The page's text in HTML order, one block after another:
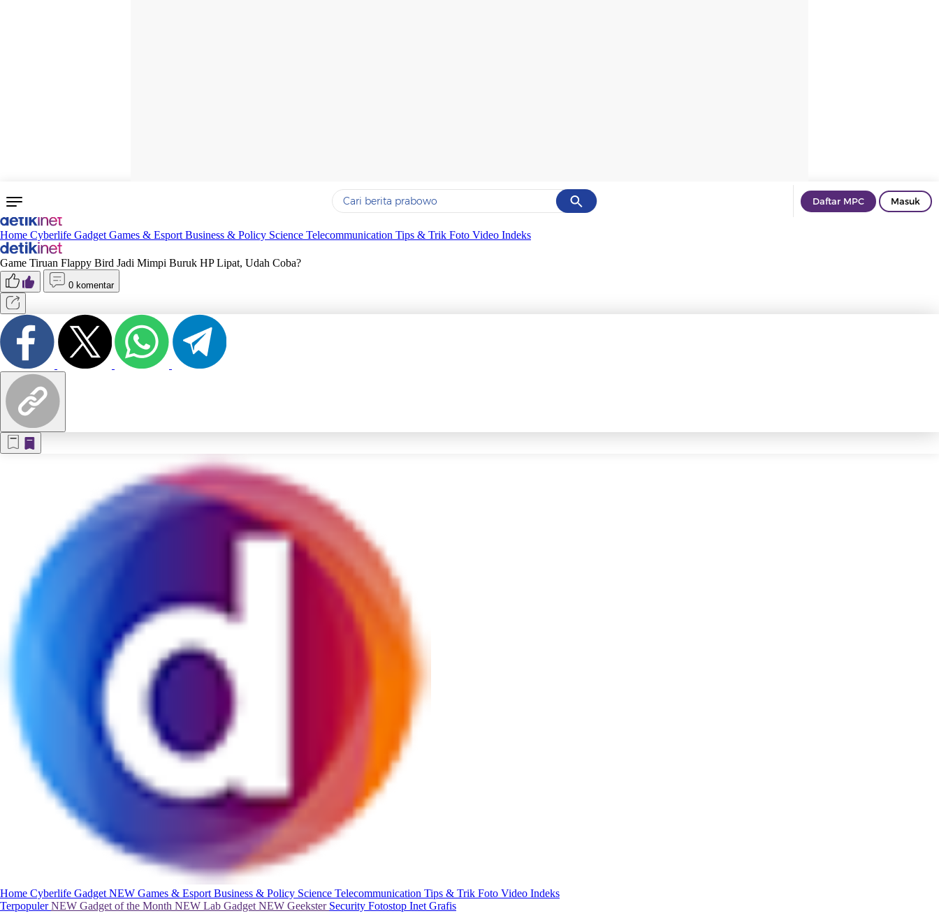
Cancel
Yang sedang ramai dicari
Terakhir yang dicari
Daftar MPC Masuk
Home Cyberlife Gadget Games & Esport Business & Policy Science Telecommunication Tips & Trik Foto Video Indeks
Game Tiruan Flappy Bird Jadi Mimpi Buruk HP Lipat, Udah Coba?
0 komentar
Home Cyberlife Gadget NEW Games & Esport Business & Policy Science Telecommunication Tips & Trik Foto Video Indeks
TerpopulerNEW Gadget of the Month NEW Lab Gadget NEW Geekster Security Fotostop Inet Grafis